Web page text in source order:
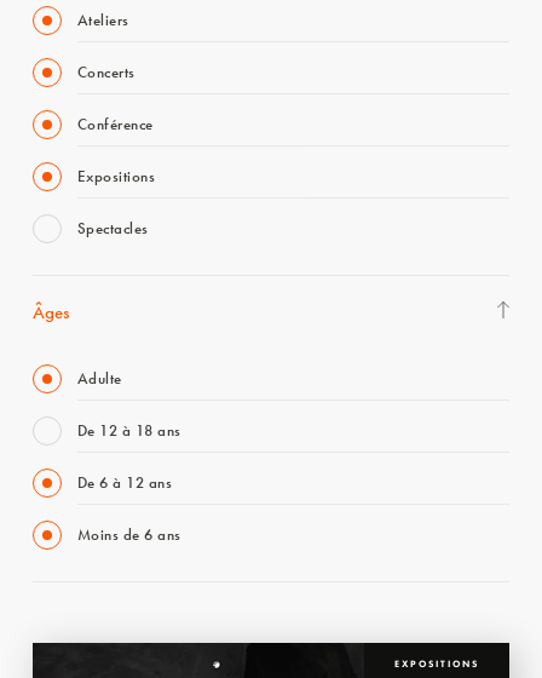
Ateliers
Concerts
Conférence
Expositions
Spectacles
Âges
Adulte
De 12 à 18 ans
De 6 à 12 ans
Moins de 6 ans
EXPOSITIONS